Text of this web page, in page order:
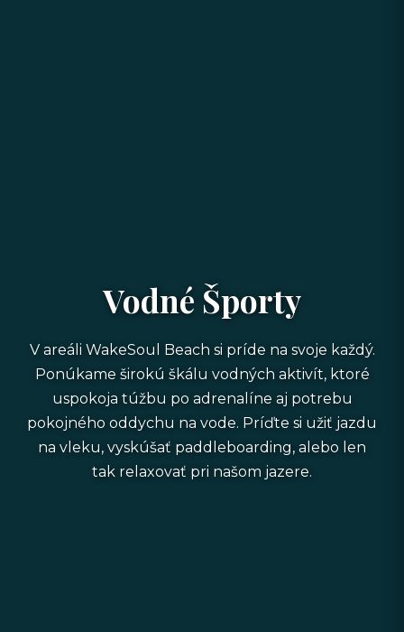
Vodné Športy
V areáli WakeSoul Beach si príde na svoje každý.
Ponúkame širokú škálu vodných aktivít, ktoré
uspokoja túžbu po adrenalíne aj potrebu
pokojného oddychu na vode. Príďte si užiť jazdu
na vleku, vyskúšať paddleboarding, alebo len
tak relaxovať pri našom jazere.